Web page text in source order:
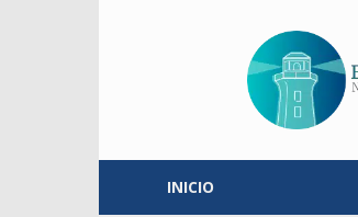
INICIO